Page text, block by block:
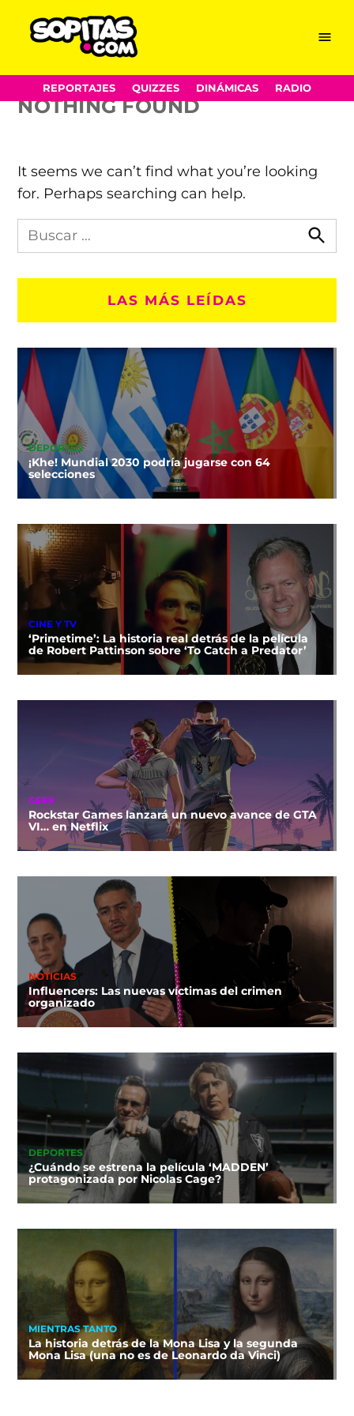
content
Menu
REPORTAJES QUIZZES DINÁMICAS RADIO
Milos Raonic
NOTHING FOUND
It seems we can’t find what you’re looking
for. Perhaps searching can help.
Busca
en
LAS MÁS LEÍDAS
DEPORTES
¡Khe! Mundial 2030 podría jugarse con 64
selecciones
CINE Y TV
‘Primetime’: La historia real detrás de la película
de Robert Pattinson sobre ‘To Catch a Predator’
GEEK
Rockstar Games lanzará un nuevo avance de GTA
VI… en Netflix
NOTICIAS
Influencers: Las nuevas víctimas del crimen
organizado
DEPORTES
¿Cuándo se estrena la película ‘MADDEN’
protagonizada por Nicolas Cage?
MIENTRAS TANTO
La historia detrás de la Mona Lisa y la segunda
Mona Lisa (una no es de Leonardo da Vinci)